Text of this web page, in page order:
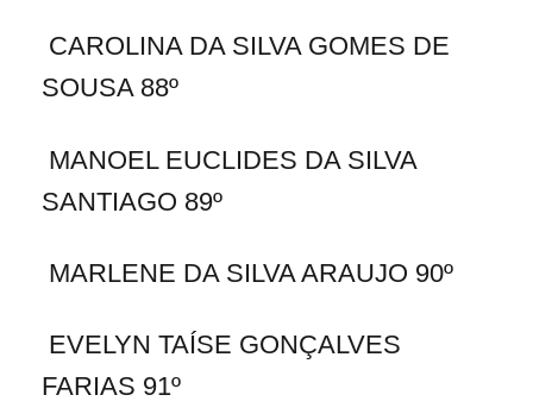
CAROLINA DA SILVA GOMES DE
SOUSA 88º
MANOEL EUCLIDES DA SILVA
SANTIAGO 89º
MARLENE DA SILVA ARAUJO 90º
EVELYN TAÍSE GONÇALVES
FARIAS 91º